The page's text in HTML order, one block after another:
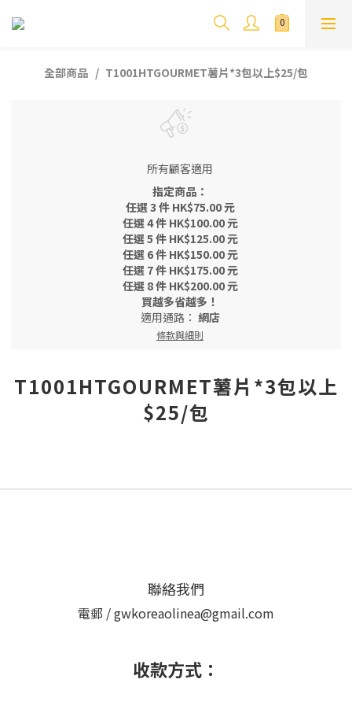
全部商品 T1001HTGOURMET薯片*3包以上$25/包
所有顧客適用
指定商品：
任選 3 件 HK$75.00 元
任選 4 件 HK$100.00 元
任選 5 件 HK$125.00 元
任選 6 件 HK$150.00 元
任選 7 件 HK$175.00 元
任選 8 件 HK$200.00 元
買越多省越多！
適用通路： 網店
條款與細則
T1001HTGOURMET薯片*3包以上
$25/包
聯絡我們
電郵 / gwkoreaolinea@gmail.com
收款方式：